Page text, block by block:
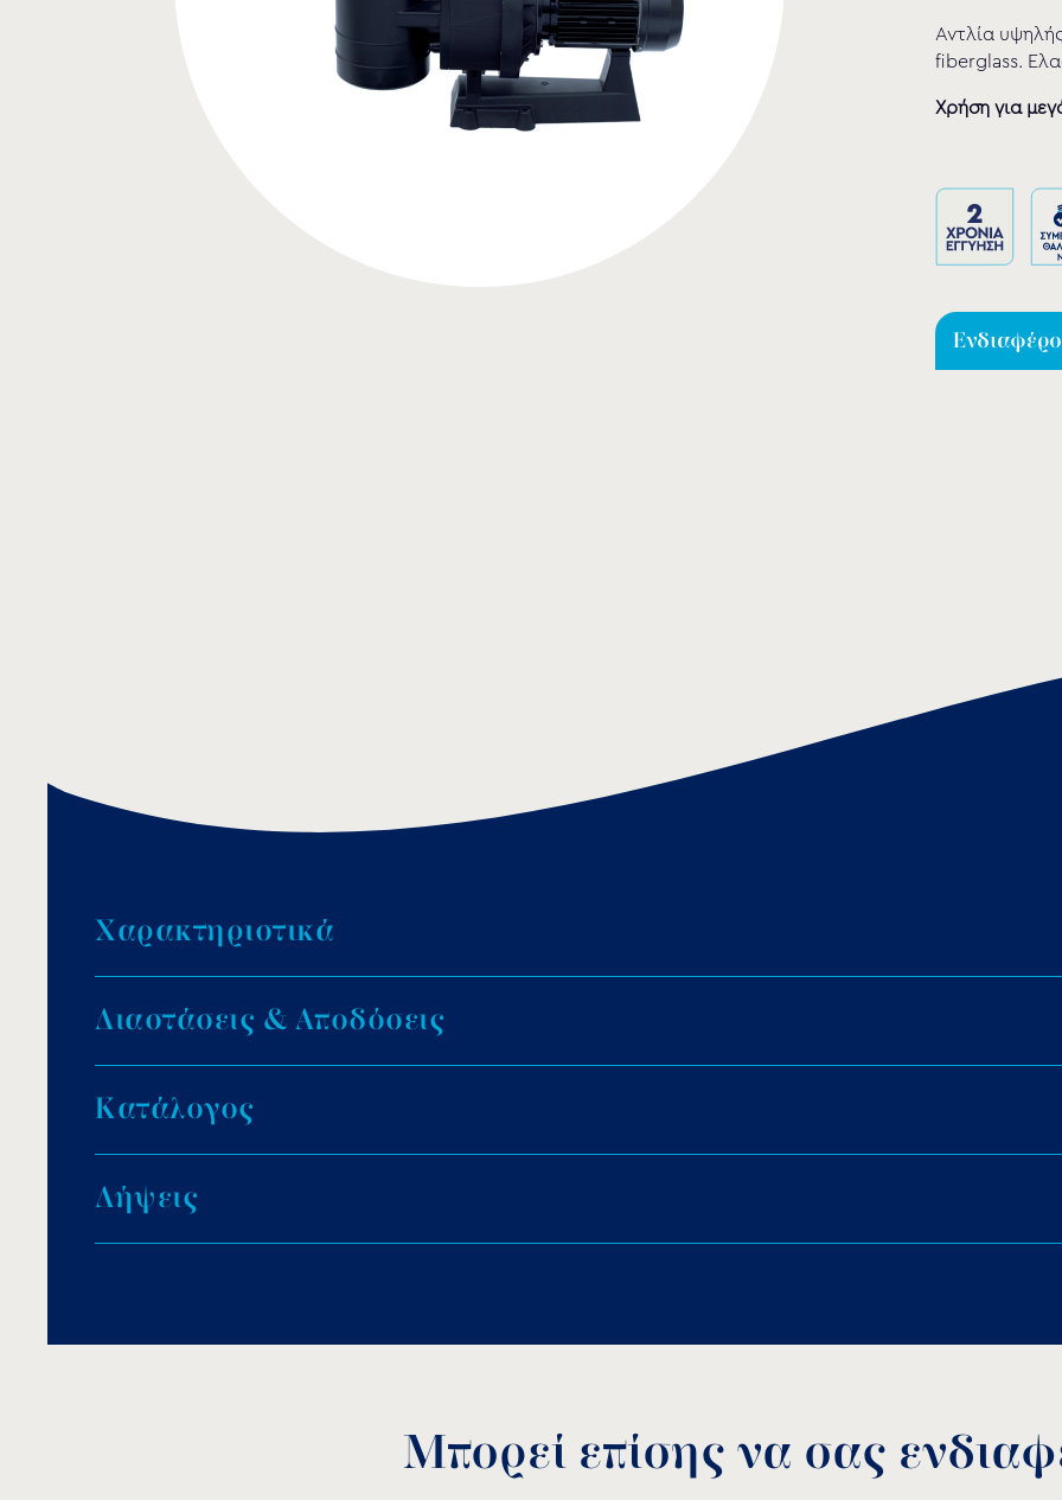
Αντλία
fiberglass.
Χρήση για
Χαρακτηριστικά
Φτερωτή από ενισχυμένο Noryl.
Κινητήρας TEFC υψηλής απόδοσης.
Προφίλτρο με διαφανές καπάκι για εύκολη συντήρηση.
Ανυψωμένη βάση για να εξασφαλιστεί ο κατάλληλος αερισμός του κινητήρα.
Διαστάσεις & Αποδόσεις
Κατάλογος
Αποθήκευση
Λήψεις
Μπορεί επίσης να σας